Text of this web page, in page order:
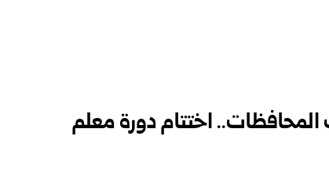
مختلف المحافظات.. اختتام دورة معلم